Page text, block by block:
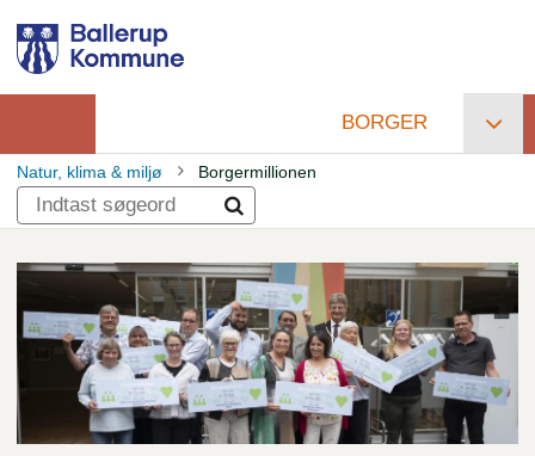
hovedindhold
Primær
navigation
BORGER
Brødkrumme
Natur, klima & miljø Borgermillionen